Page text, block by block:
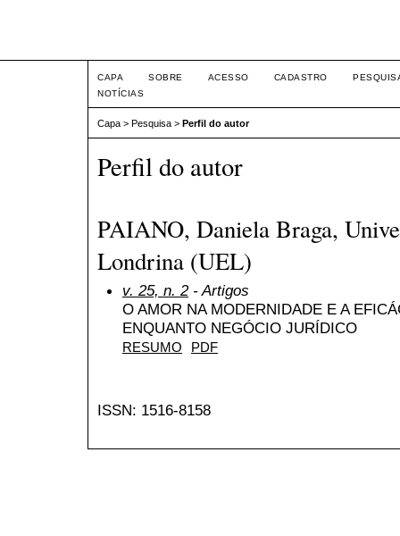
CAPA SOBRE ACESSO CADASTRO
NOTÍCIAS
Capa > Pesquisa > Perfil do autor
Perfil do autor
PAIANO, Daniela Braga,
Londrina (UEL)
v. 25, n. 2- Artigos
O AMOR NA MODERNIDADE E A
ENQUANTO NEGÓCIO JURÍDICO
RESUMO PDF
ISSN: 1516-8158